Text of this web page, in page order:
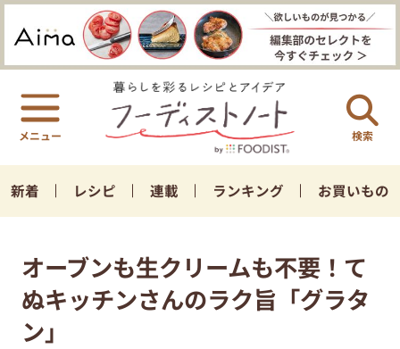
検索
新着 レシピ 連載 ランキング お買いもの
オーブンも生クリームも不要！て
ぬキッチンさんのラク旨「グラタ
ン」